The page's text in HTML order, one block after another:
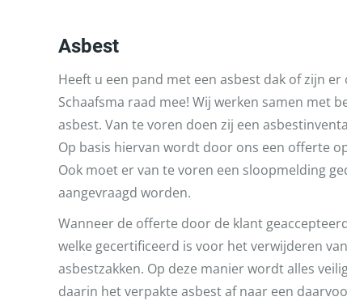
Asbest
Heeft u een pand met een asbest dak of zijn
Schaafsma raad mee! Wij werken samen met
asbest. Van te voren doen zij een
Op basis hiervan wordt door ons een offerte
Ook moet er van te voren een sloopmelding
aangevraagd worden.
Wanneer de offerte door de klant
welke gecertificeerd is voor het verwijderen
asbestzakken. Op deze manier wordt alles
daarin het verpakte asbest af naar een